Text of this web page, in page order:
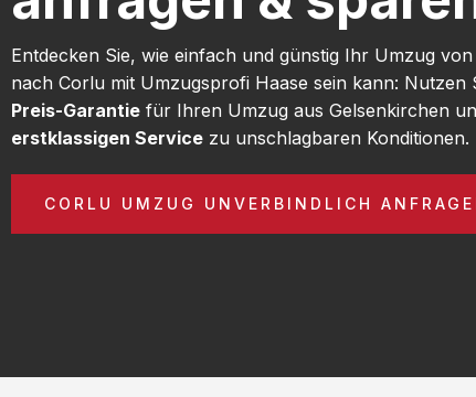
Entdecken Sie, wie einfach und günstig Ihr Umzug
nach Corlu mit Umzugsprofi Haase sein kann: Nutzen
Preis-Garantie für Ihren Umzug aus Gelsenkirchen
erstklassigen Service zu unschlagbaren Konditionen.
CORLU UMZUG UNVERBINDLICH